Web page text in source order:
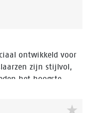
ontwikkeld voor
zijn stijlvol,
het hoogste